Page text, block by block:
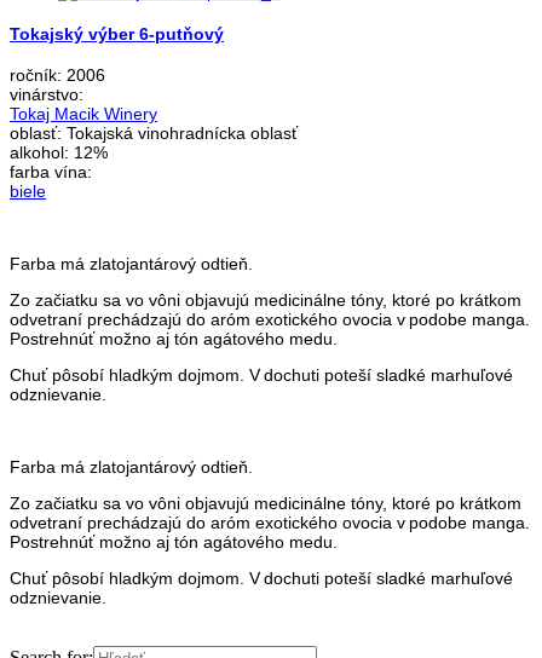
Tokajský výber 6-putňový
ročník: 2006
vinárstvo:
Tokaj Macik Winery
oblasť: Tokajská vinohradnícka oblasť
alkohol: 12%
farba vína:
biele
Farba má zlatojantárový odtieň.
Zo začiatku sa vo vôni objavujú medicinálne tóny, ktoré po krátkom
odvetraní prechádzajú do aróm exotického ovocia v podobe manga.
Postrehnúť možno aj tón agátového medu.
Chuť pôsobí hladkým dojmom. V dochuti poteší sladké marhuľové
odznievanie.
Farba má zlatojantárový odtieň.
Zo začiatku sa vo vôni objavujú medicinálne tóny, ktoré po krátkom
odvetraní prechádzajú do aróm exotického ovocia v podobe manga.
Postrehnúť možno aj tón agátového medu.
Chuť pôsobí hladkým dojmom. V dochuti poteší sladké marhuľové
odznievanie.